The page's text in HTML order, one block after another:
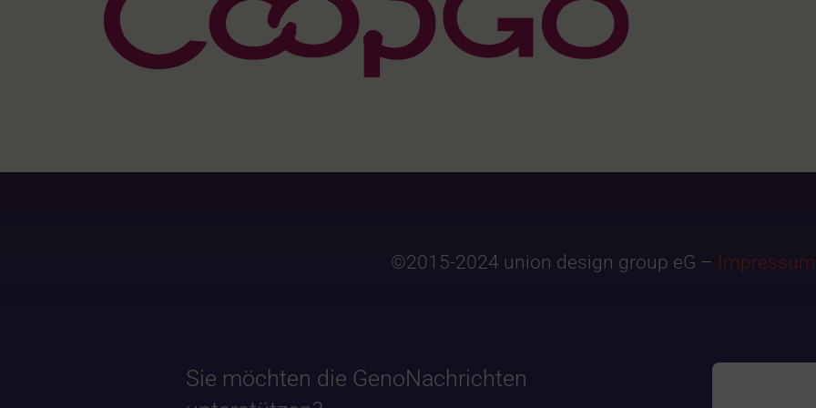
©2015-2024 union design group eG – Impressum
Sie möchten die GenoNachrichten